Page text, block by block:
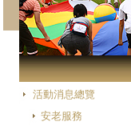
活動消息總覽
安老服務